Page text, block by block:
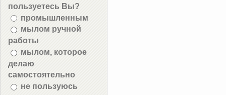
пользуетесь Вы?
промышленным
мылом ручной
работы
мылом, которое
делаю
самостоятельно
не пользуюсь